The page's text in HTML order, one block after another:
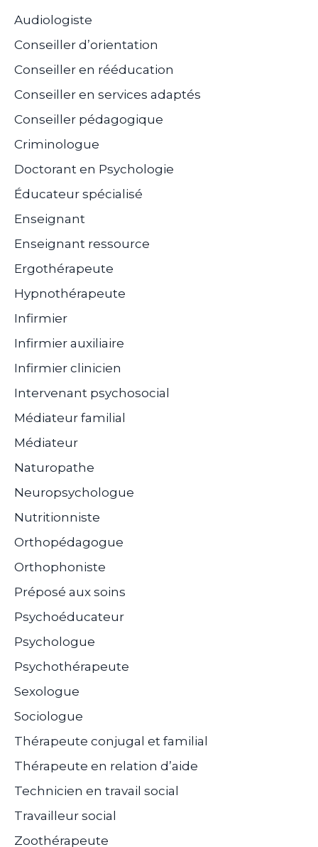
Audiologiste
Conseiller d’orientation
Conseiller en rééducation
Conseiller en services adaptés
Conseiller pédagogique
Criminologue
Doctorant en Psychologie
Éducateur spécialisé
Enseignant
Enseignant ressource
Ergothérapeute
Hypnothérapeute
Infirmier
Infirmier auxiliaire
Infirmier clinicien
Intervenant psychosocial
Médiateur familial
Médiateur
Naturopathe
Neuropsychologue
Nutritionniste
Orthopédagogue
Orthophoniste
Préposé aux soins
Psychoéducateur
Psychologue
Psychothérapeute
Sexologue
Sociologue
Thérapeute conjugal et familial
Thérapeute en relation d’aide
Technicien en travail social
Travailleur social
Zoothérapeute